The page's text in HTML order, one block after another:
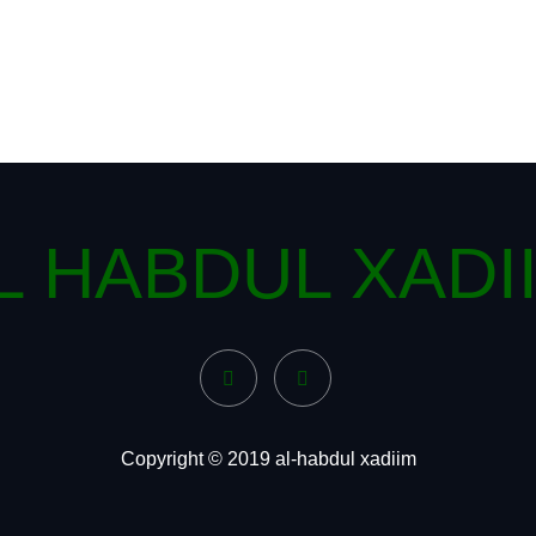
HABDUL
Copyright © 2019 al-habdul xadiim